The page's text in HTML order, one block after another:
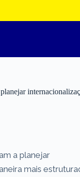
a planejar
mais